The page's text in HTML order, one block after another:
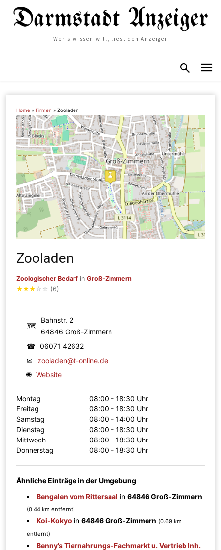
Wer's wissen will, liest den Anzeiger
Home »Firmen »Zooladen
Zooladen
Zoologischer Bedarf inGroß-Zimmern
★★★ ☆ ☆ (6)
🗺
Bahnstr. 2
64846 Groß-Zimmern
☎
06071 42632
✉
zooladen@t-online.de
🌐 Website
Montag
08:00 - 18:30 Uhr
Freitag
08:00 - 18:30 Uhr
Samstag
08:00 - 14:00 Uhr
Dienstag
08:00 - 18:30 Uhr
Mittwoch
08:00 - 18:30 Uhr
Donnerstag
08:00 - 18:30 Uhr
Ähnliche Einträge in der Umgebung
Bengalen vom Rittersaal in64846 Groß-Zimmern
(0.44 km entfernt)
Koi-Kokyo in64846 Groß-Zimmern (0.69 km
entfernt)
Benny’s Tiernahrungs-Fachmarkt u. Vertrieb Inh.